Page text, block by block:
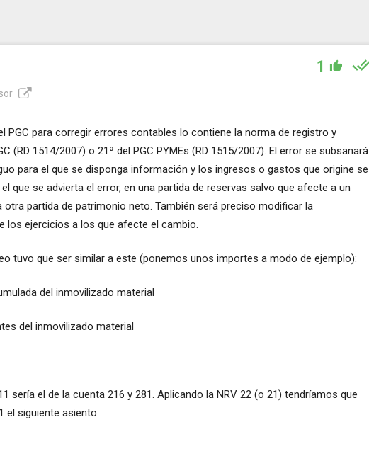
1
PGC para corregir errores contables lo contiene la norma de registro y
(RD 1514/2007) o 21ª del PGC PYMEs (RD 1515/2007). El error se subsanará
para el que se disponga información y los ingresos o gastos que origine se
que se advierta el error, en una partida de reservas salvo que afecte a un
partida de patrimonio neto. También será preciso modificar la
los ejercicios a los que afecte el cambio.
tuvo que ser similar a este (ponemos unos importes a modo de ejemplo):
del inmovilizado material
del inmovilizado material
sería el de la cuenta 216 y 281. Aplicando la NRV 22 (o 21) tendríamos que
el siguiente asiento: